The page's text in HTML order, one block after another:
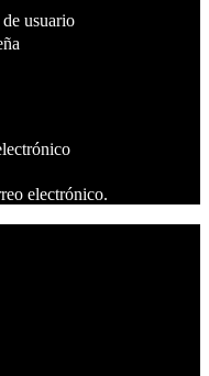
usuario
electrónico.